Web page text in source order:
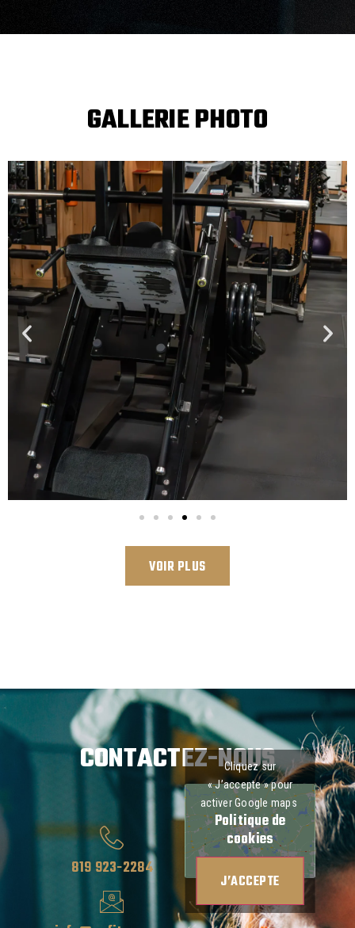
GALLERIE PHOTO
VOIR PLUS
CONTACTEZ-NOUS
819 923-2284
Cliquez sur
« J’accepte » pour
activer Google maps
Politique de
cookies
J’ACCEPTE